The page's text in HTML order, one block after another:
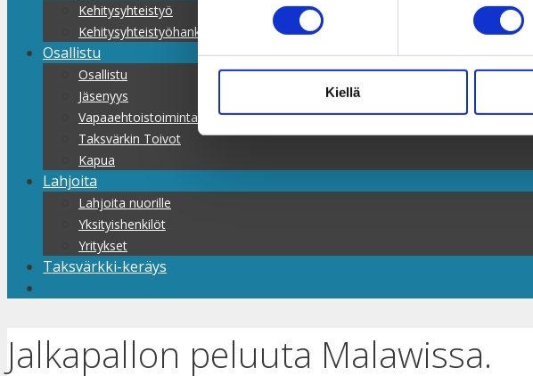
Kiellä
Kehitysyhteistyö
Kehitysyhteistyöhankkeet
Osallistu
Osallistu
Jäsenyys
Vapaaehtoistoiminta
Taksvärkin Toivot
Kapua
Lahjoita
Lahjoita nuorille
Yksityishenkilöt
Yritykset
Taksvärkki-keräys
Jalkapallon peluuta Malawissa.